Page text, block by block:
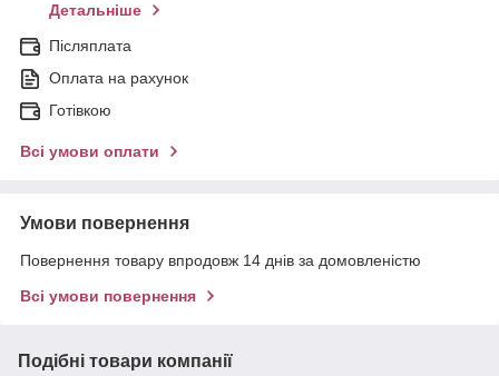
Детальніше
Післяплата
Оплата на рахунок
Готівкою
Всі умови оплати
Умови повернення
Повернення товару впродовж 14 днів за домовленістю
Всі умови повернення
Подібні товари компанії